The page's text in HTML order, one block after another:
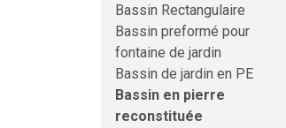
Bassin Rectangulaire
Bassin preformé pour
fontaine de jardin
Bassin de jardin en PE
Bassin en pierre
reconstituée